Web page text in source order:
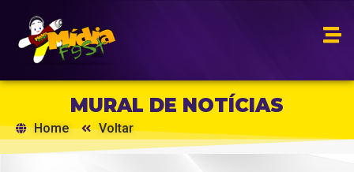
MURAL DE NOTÍCIAS
Home Voltar